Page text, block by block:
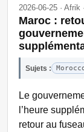
2026-06-25 · Afrik
Maroc :
Sujets :
Le
l’heure
retour au